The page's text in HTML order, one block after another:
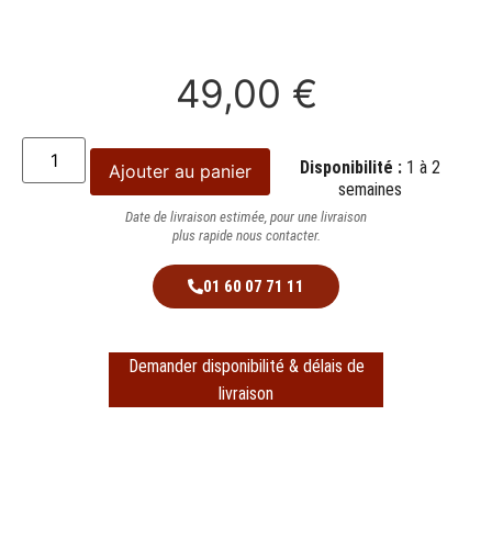
49,00 €
Ajouter au panier Disponibilité : 1 à 2
semaines
Date de livraison estimée, pour une livraison
plus rapide nous contacter.
01 60 07 71 11
Demander disponibilité & délais de
livraison